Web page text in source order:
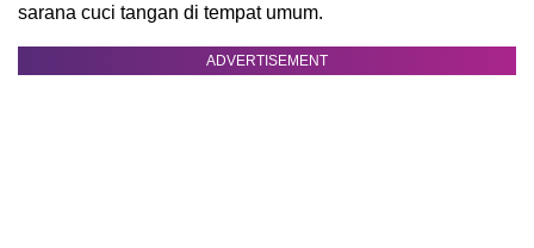
sarana cuci tangan di tempat umum.
ADVERTISEMENT